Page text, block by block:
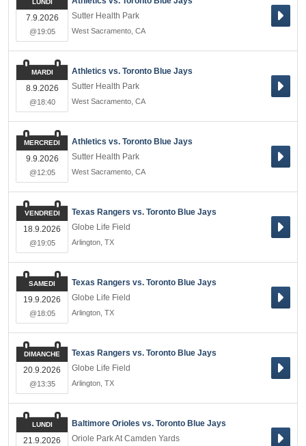
Sutter Health Park
West Sacramento CA
LUNDI
7.9.2026
@19:05
Athletics vs. Toronto Blue Jays
Sutter Health Park
West Sacramento CA
MARDI
8.9.2026
@18:40
Athletics vs. Toronto Blue Jays
Sutter Health Park
West Sacramento CA
MERCREDI
9.9.2026
@12:05
Texas Rangers vs. Toronto Blue Jays
Globe Life Field
Arlington TX
VENDREDI
18.9.2026
@19:05
Texas Rangers vs. Toronto Blue Jays
Globe Life Field
Arlington TX
SAMEDI
19.9.2026
@18:05
Texas Rangers vs. Toronto Blue Jays
Globe Life Field
Arlington TX
DIMANCHE
20.9.2026
@13:35
Baltimore Orioles vs. Toronto Blue Jays
Oriole Park At Camden Yards
LUNDI
21.9.2026